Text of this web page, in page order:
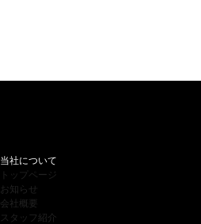
当社について
トップページ
お知らせ
会社概要
スタッフ紹介